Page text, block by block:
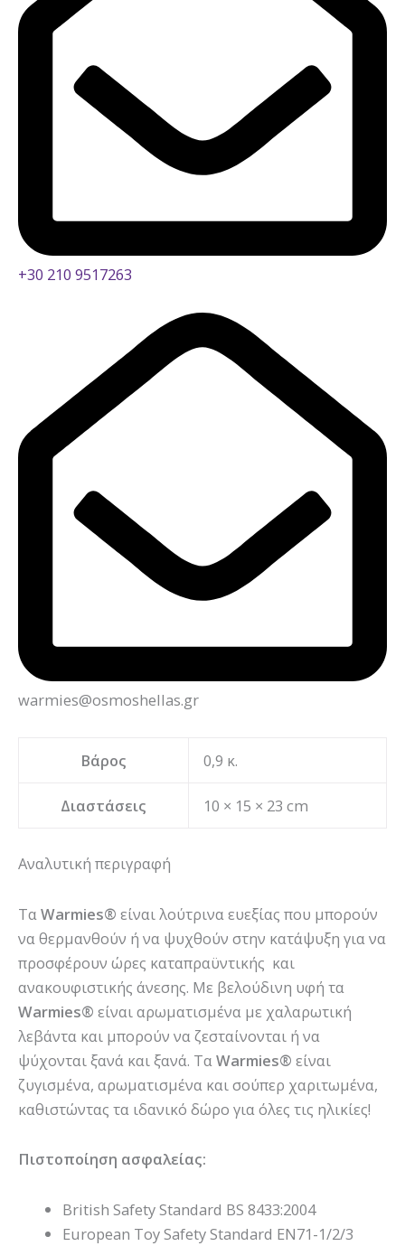
+30 210 9517263
warmies@osmoshellas.gr
Βάρος 0,9 κ.
Διαστάσεις 10 × 15 × 23 cm
Αναλυτική περιγραφή
ΤαWarmies® είναι λούτρινα ευεξίας που μπορούν
να θερμανθούν ή να ψυχθούν στην κατάψυξη για να
προσφέρουν ώρες καταπραϋντικής και
ανακουφιστικής άνεσης. Με βελούδινη υφή τα
Warmies® είναι αρωματισμένα με χαλαρωτική
λεβάντα και μπορούν να ζεσταίνονται ή να
ψύχονται ξανά και ξανά. ΤαWarmies® είναι
ζυγισμένα, αρωματισμένα και σούπερ χαριτωμένα,
καθιστώντας τα ιδανικό δώρο για όλες τις ηλικίες!
Πιστοποίηση ασφαλείας:
British Safety Standard BS 8433:2004
European Toy Safety Standard EN71-1/2/3